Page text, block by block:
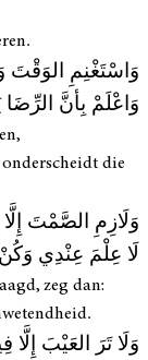
وَاسْتَغْنِمِ الوَقْتَ
وَاعْلَمْ بِأنَّ
die
وَلَازِمِ الصَّمْتَ
لَا عِلْمَ عِنْدِي
zeg dan:
وَلَا تَرَ العَيْبَ إِلَّا